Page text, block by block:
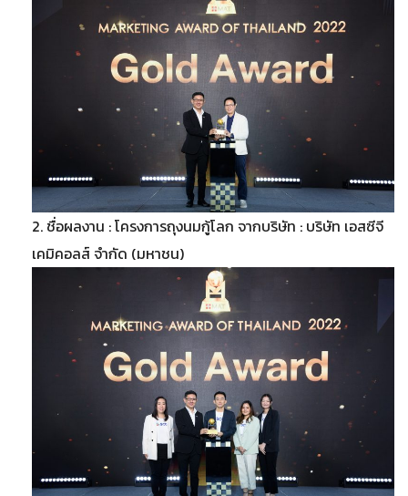
2. ชื่อผลงาน : โครงการถุงนมกู้โลก จากบริษัท : บริษัท เอสซีจี
เคมิคอลส์ จำกัด (มหาชน)